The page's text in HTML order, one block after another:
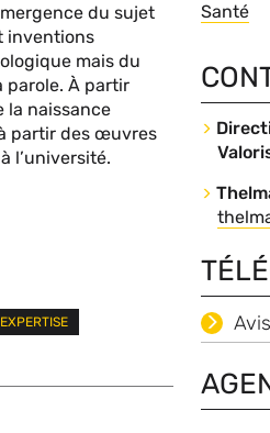
du sujet
inventions
mais du
parole. À partir
la naissance
partir des œuvres
l’université.
Santé
Contact
Nom
Nom
Fichiers